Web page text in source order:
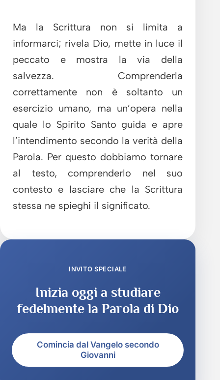
Ma la Scrittura non si limita a
informarci; rivela Dio, mette in luce il
peccato e mostra la via della
salvezza. Comprenderla
correttamente non è soltanto un
esercizio umano, ma un’opera nella
quale lo Spirito Santo guida e apre
l’intendimento secondo la verità della
Parola. Per questo dobbiamo tornare
al testo, comprenderlo nel suo
contesto e lasciare che la Scrittura
stessa ne spieghi il significato.
INVITO SPECIALE
Inizia oggi a studiare
fedelmente la Parola di Dio
Comincia dal Vangelo secondo
Giovanni